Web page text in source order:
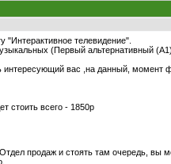
"Интерактивное телевидение".
(Первый альтернативный
интересующий вас ,на данный, момент
стоить всего - 1850р
продаж и стоять там очередь,